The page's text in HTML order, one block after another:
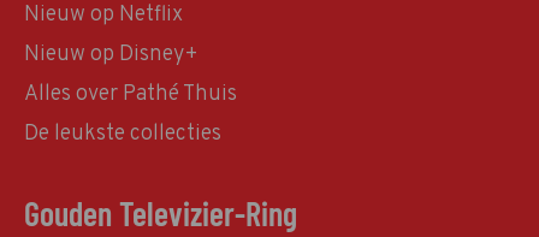
Nieuw op Netflix
Nieuw op Disney+
Alles over Pathé Thuis
De leukste collecties
Gouden Televizier-Ring